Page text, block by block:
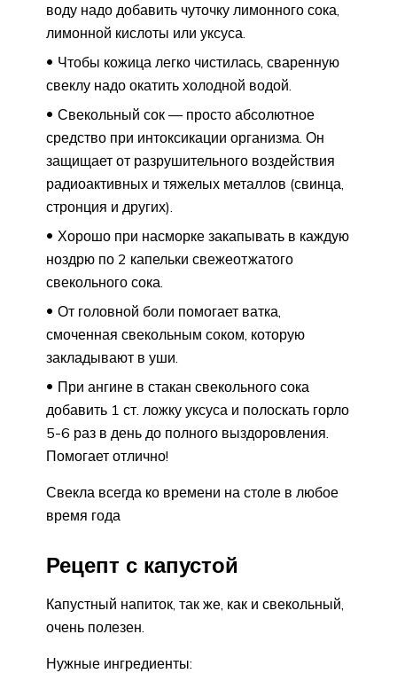
воду надо добавить чуточку лимонного сока,
лимонной кислоты или уксуса.
Чтобы кожица легко чистилась, сваренную
свеклу надо окатить холодной водой.
Свекольный сок — просто абсолютное
средство при интоксикации организма. Он
защищает от разрушительного воздействия
радиоактивных и тяжелых металлов (свинца,
стронция и других).
Хорошо при насморке закапывать в каждую
ноздрю по 2 капельки свежеотжатого
свекольного сока.
От головной боли помогает ватка,
смоченная свекольным соком, которую
закладывают в уши.
При ангине в стакан свекольного сока
добавить 1 ст. ложку уксуса и полоскать горло
5-6 раз в день до полного выздоровления.
Помогает отлично!
Свекла всегда ко времени на столе в любое
время года
Рецепт с капустой
Капустный напиток, так же, как и свекольный,
очень полезен.
Нужные ингредиенты: